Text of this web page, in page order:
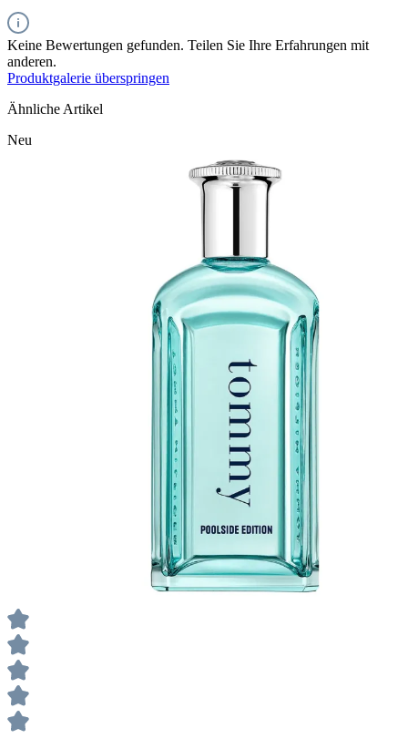
Keine Bewertungen gefunden. Teilen Sie Ihre Erfahrungen mit
anderen.
Produktgalerie überspringen
Ähnliche Artikel
Neu